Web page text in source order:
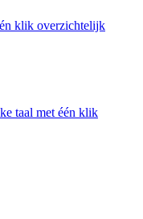
klik overzichtelijk
taal met één klik